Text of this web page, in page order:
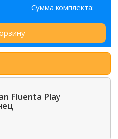
Сумма комплекта:
Fluenta Play